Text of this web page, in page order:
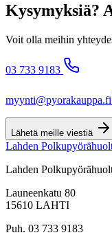
Kysymyksiä?
Voit olla meihin
03 733 9183
myynti@pyorakauppa.fi
Lähetä meille viestiä
Lahden
Lahden
Launeenkatu 80
15610 LAHTI
Puh. 03 733 9183